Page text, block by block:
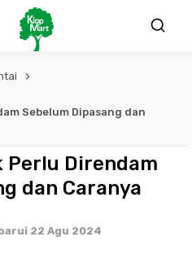
Sebelum Dipasang dan
Perlu Direndam
dan Caranya
22 Agu 2024